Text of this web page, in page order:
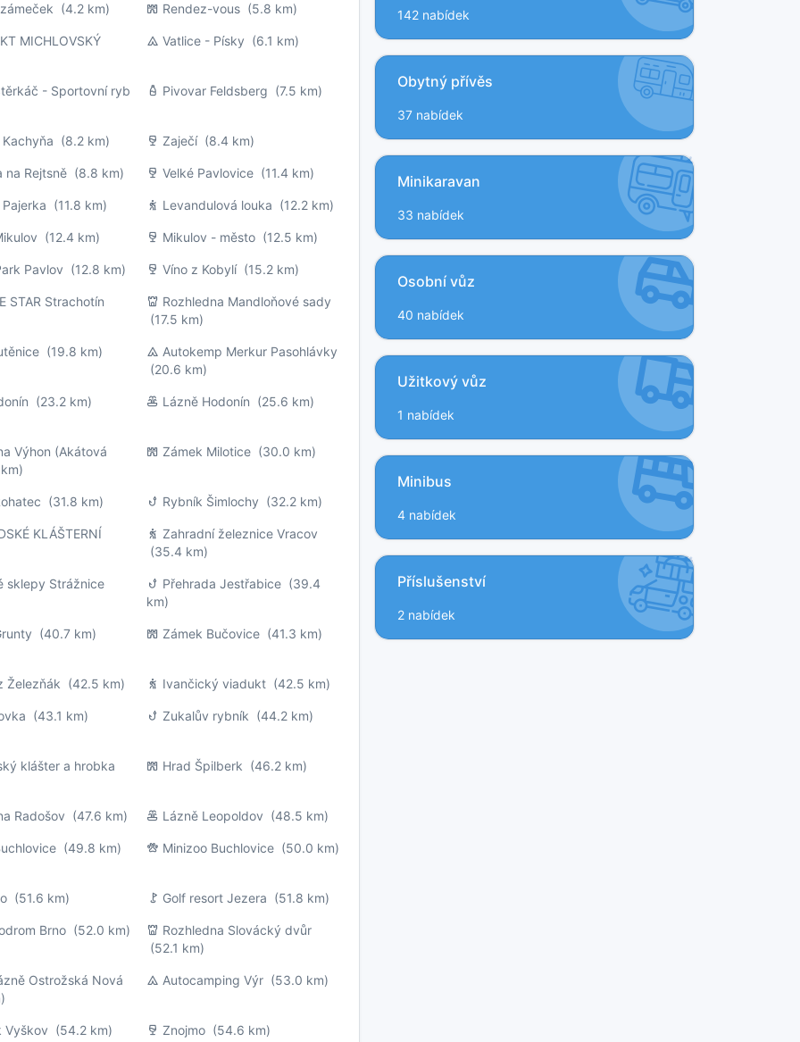
(4.2 km) Rendez-vous(5.8 km)
MICHLOVSKÝ Vatlice - Písky (6.1 km)
- Sportovní ryb Pivovar Feldsberg (7.5 km)
(8.2 km) Zaječí(8.4 km)
na Rejtsně (8.8 km) Velké Pavlovice(11.4 km)
(11.8 km) Levandulová louka (12.2 km)
(12.4 km) Mikulov - město(12.5 km)
Pavlov (12.8 km) Víno z Kobylí(15.2 km)
STAR Strachotín
Rozhledna Mandloňové sady
(17.5 km)
(19.8 km)
Autokemp Merkur Pasohlávky
(20.6 km)
(23.2 km) Lázně Hodonín (25.6 km)
Výhon (Akátová
Zámek Milotice(30.0 km)
(31.8 km) Rybník Šimlochy (32.2 km)
KLÁŠTERNÍ
Zahradní železnice Vracov
(35.4 km)
sklepy Strážnice Přehrada Jestřabice(39.4
km)
(40.7 km) Zámek Bučovice(41.3 km)
Železňák (42.5 km) Ivančický viadukt(42.5 km)
(43.1 km) Zukalův rybník (44.2 km)
klášter a hrobka Hrad Špilberk (46.2 km)
Radošov (47.6 km) Lázně Leopoldov (48.5 km)
(49.8 km) Minizoo Buchlovice(50.0 km)
(51.6 km) Golf resort Jezera (51.8 km)
Brno (52.0 km)
Rozhledna Slovácký dvůr
(52.1 km)
Ostrožská Nová
Autocamping Výr(53.0 km)
Vyškov (54.2 km) Znojmo(54.6 km)
142 nabídek
Obytný přívěs
37 nabídek
Minikaravan
33 nabídek
Osobní vůz
40 nabídek
Užitkový vůz
1 nabídek
Minibus
4 nabídek
Příslušenství
2 nabídek